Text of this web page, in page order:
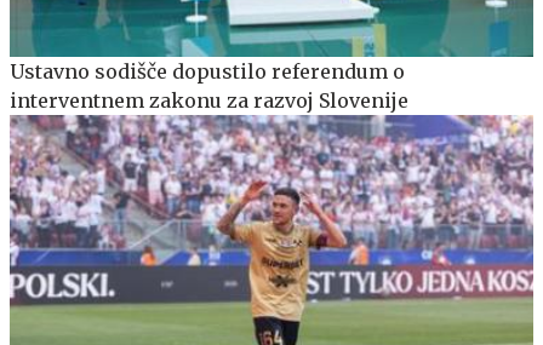
Ustavno sodišče dopustilo referendum o
interventnem zakonu za razvoj Slovenije